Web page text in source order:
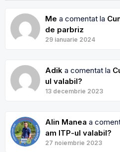
Me a comentat la
de parbriz
29 ianuarie 2024
Adik a comentat la
ul valabil?
13 decembrie 2023
Alin Manea a
am ITP-ul valabil?
27 noiembrie 2023